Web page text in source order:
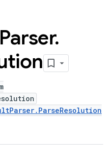
Parser.